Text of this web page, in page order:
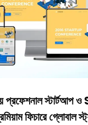
প্রফেশনাল স্টার্টআপ
ফিচারে গ্লোবাল